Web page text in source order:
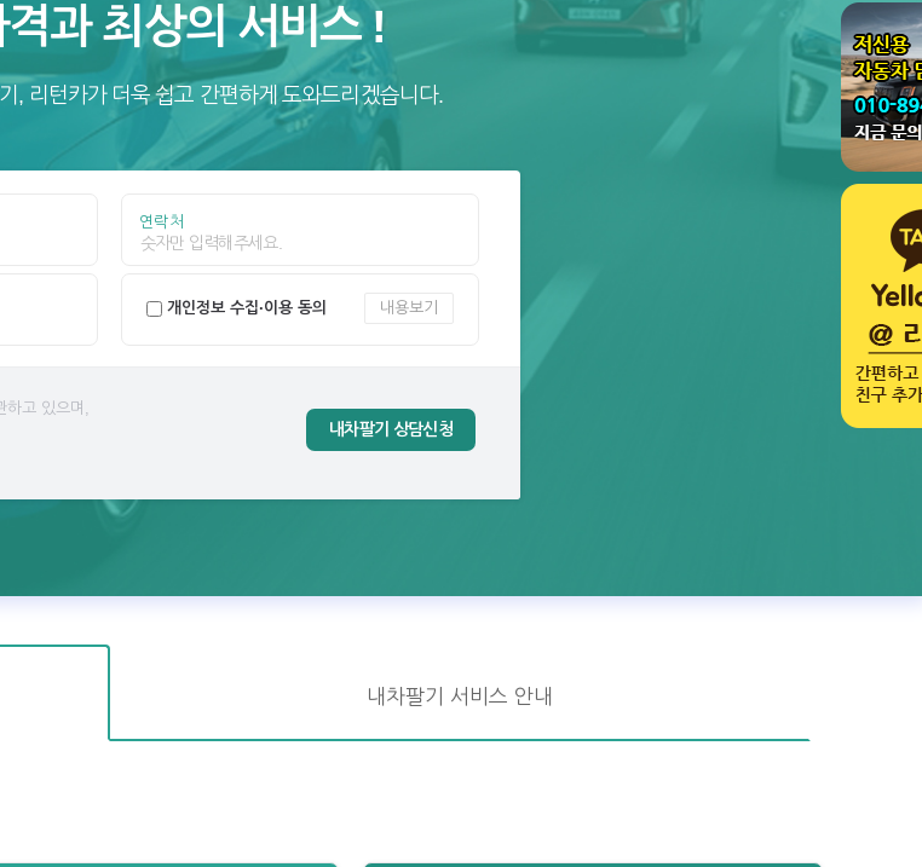
과 최상의 서비스 !
, 리턴카가 더욱 쉽고 간편하게 도와드리겠습니다.
연락처
개인정보 수집·이용 동의 내용보기
하고 있으며,
내차팔기 상담신청
내차팔기 서비스 안내